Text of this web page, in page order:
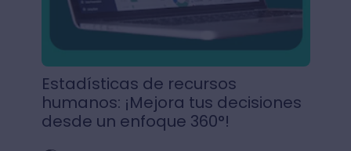
Estadísticas de recursos
humanos: ¡Mejora tus decisiones
desde un enfoque 360°!